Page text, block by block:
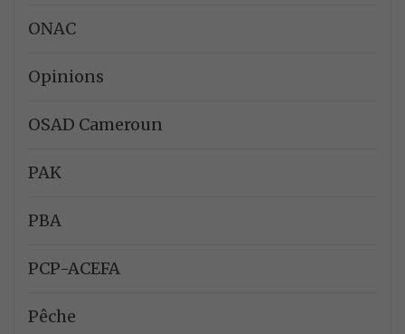
ONAC
Opinions
OSAD Cameroun
PAK
PBA
PCP-ACEFA
Pêche